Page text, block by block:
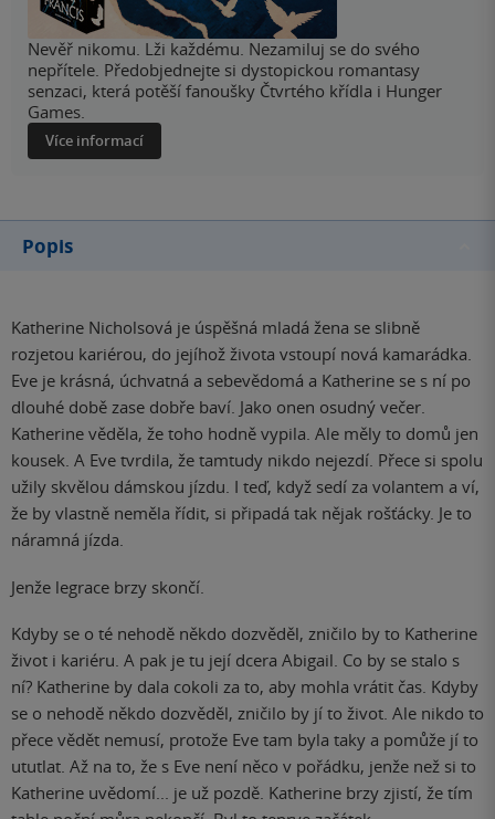
Nevěř nikomu. Lži každému. Nezamiluj se do svého
nepřítele. Předobjednejte si dystopickou romantasy
senzaci, která potěší fanoušky Čtvrtého křídla i Hunger
Games.
Více informací
Popis
Katherine Nicholsová je úspěšná mladá žena se slibně
rozjetou kariérou, do jejíhož života vstoupí nová kamarádka.
Eve je krásná, úchvatná a sebevědomá a Katherine se s ní po
dlouhé době zase dobře baví. Jako onen osudný večer.
Katherine věděla, že toho hodně vypila. Ale měly to domů jen
kousek. A Eve tvrdila, že tamtudy nikdo nejezdí. Přece si spolu
užily skvělou dámskou jízdu. I teď, když sedí za volantem a ví,
že by vlastně neměla řídit, si připadá tak nějak rošťácky. Je to
náramná jízda.
Jenže legrace brzy skončí.
Kdyby se o té nehodě někdo dozvěděl, zničilo by to Katherine
život i kariéru. A pak je tu její dcera Abigail. Co by se stalo s
ní? Katherine by dala cokoli za to, aby mohla vrátit čas. Kdyby
se o nehodě někdo dozvěděl, zničilo by jí to život. Ale nikdo to
přece vědět nemusí, protože Eve tam byla taky a pomůže jí to
ututlat. Až na to, že s Eve není něco v pořádku, jenže než si to
Katherine uvědomí... je už pozdě. Katherine brzy zjistí, že tím